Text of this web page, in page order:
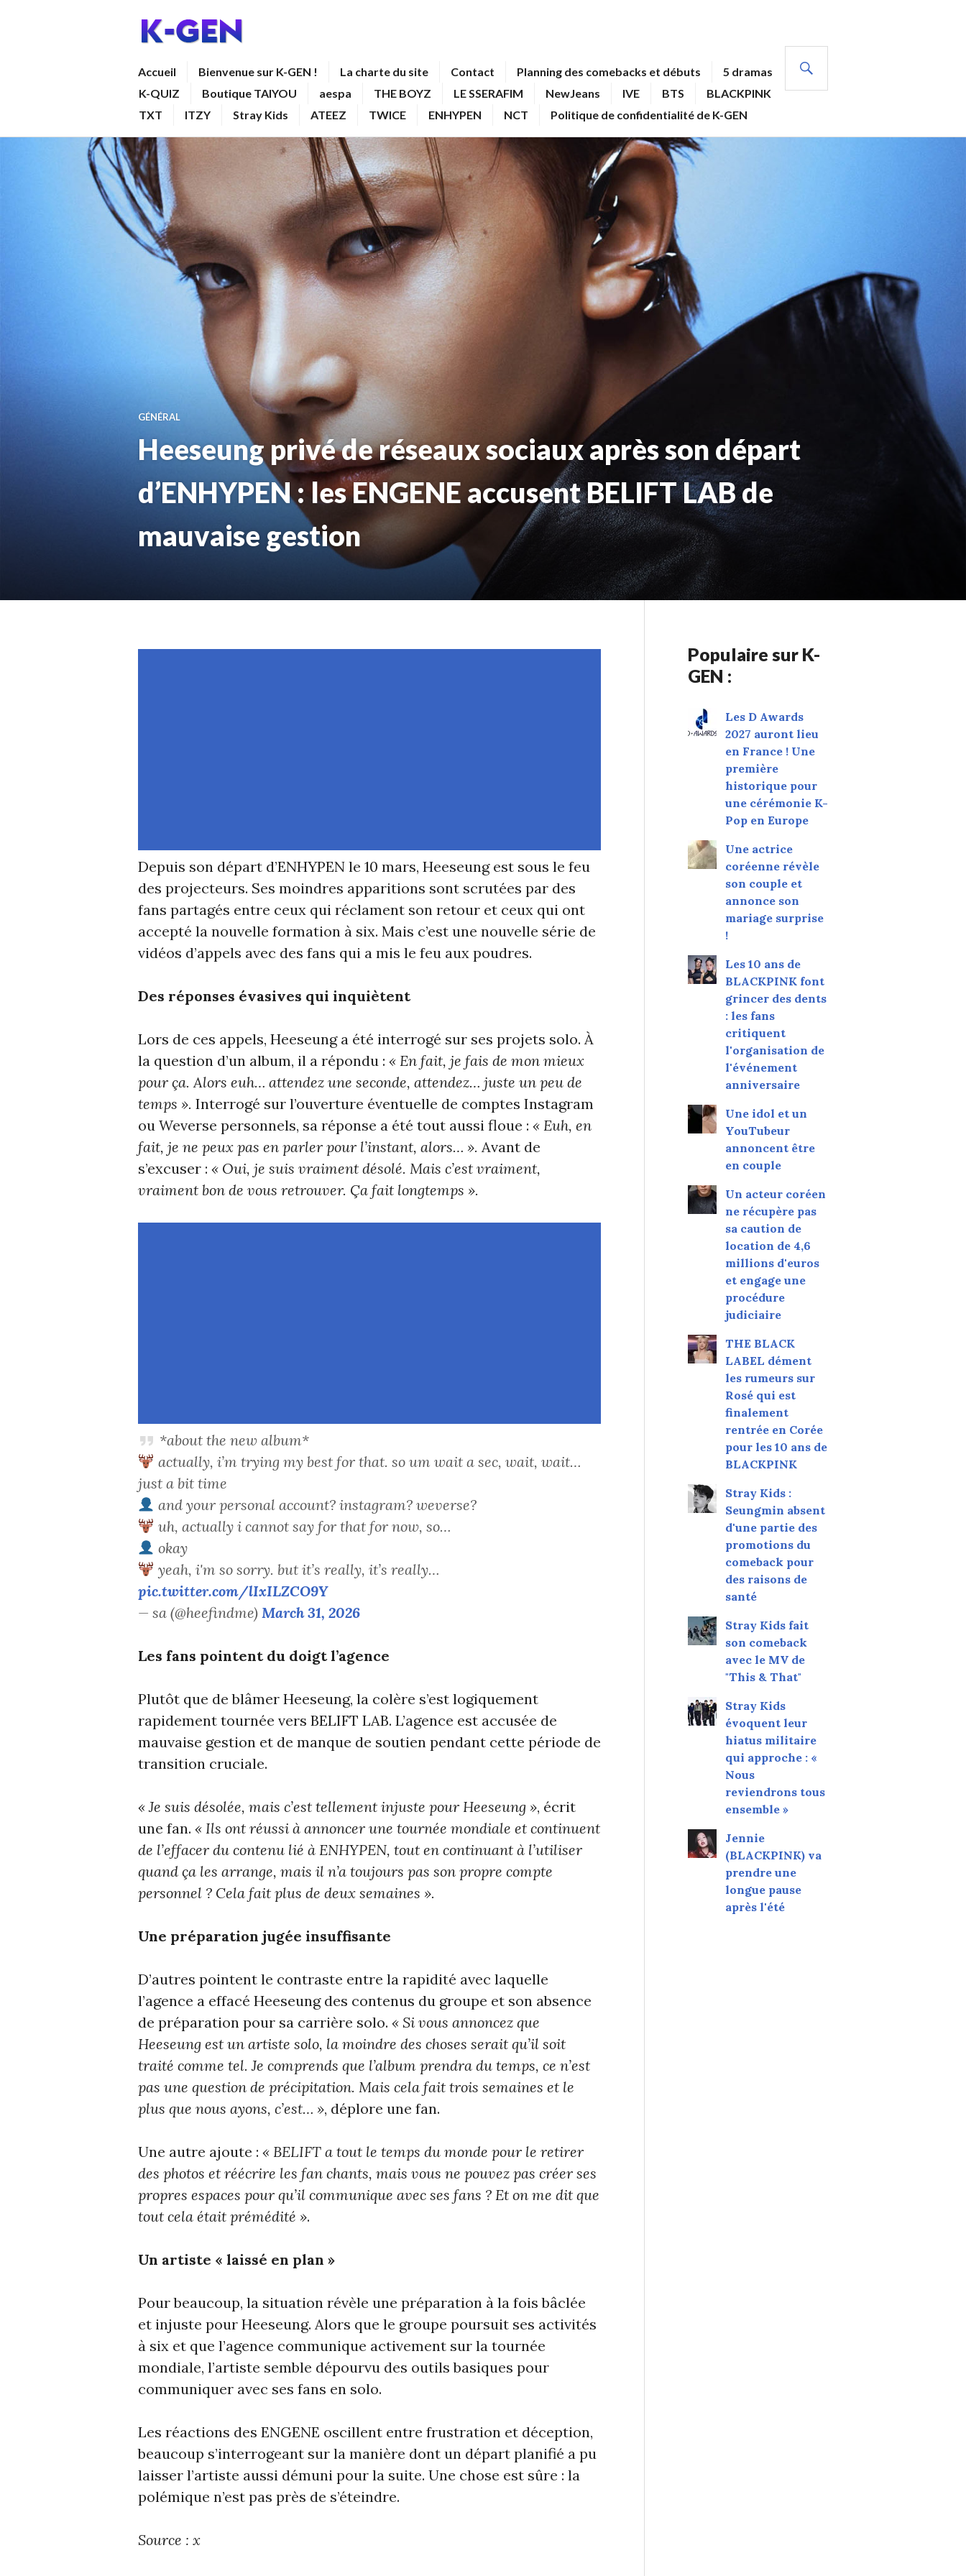
Accueil Bienvenue sur K-GEN ! La charte du site Contact Planning des comebacks et débuts
5 dramas
K-QUIZ
Boutique TAIYOU aespa THE BOYZ LE SSERAFIM NewJeans IVE BTS
BLACKPINK
TXT
ITZY Stray Kids ATEEZ TWICE ENHYPEN NCT Politique de confidentialité de K-GEN
GÉNÉRAL
Heeseung privé de réseaux sociaux après son départ
d’ENHYPEN : les ENGENE accusent BELIFT LAB de
mauvaise gestion
Depuis son départ d’ENHYPEN le 10 mars, Heeseung est sous le feu
des projecteurs. Ses moindres apparitions sont scrutées par des
fans partagés entre ceux qui réclament son retour et ceux qui ont
accepté la nouvelle formation à six. Mais c’est une nouvelle série de
vidéos d’appels avec des fans qui a mis le feu aux poudres.
Des réponses évasives qui inquiètent
Lors de ces appels, Heeseung a été interrogé sur ses projets solo. À
la question d’un album, il a répondu : « En fait, je fais de mon mieux
pour ça. Alors euh… attendez une seconde, attendez… juste un peu de
temps ». Interrogé sur l’ouverture éventuelle de comptes Instagram
ou Weverse personnels, sa réponse a été tout aussi floue : « Euh, en
fait, je ne peux pas en parler pour l’instant, alors… ». Avant de
s’excuser : « Oui, je suis vraiment désolé. Mais c’est vraiment,
vraiment bon de vous retrouver. Ça fait longtemps ».
*about the new album*
actually, i’m trying my best for that. so um wait a sec, wait, wait…
just a bit time
and your personal account? instagram? weverse?
uh, actually i cannot say for that for now, so…
okay
yeah, i'm so sorry. but it’s really, it’s really…
pic.twitter.com/lIxILZCO9Y
— sa (@heefindme) March 31, 2026
Les fans pointent du doigt l’agence
Plutôt que de blâmer Heeseung, la colère s’est logiquement
rapidement tournée vers BELIFT LAB. L’agence est accusée de
mauvaise gestion et de manque de soutien pendant cette période de
transition cruciale.
« Je suis désolée, mais c’est tellement injuste pour Heeseung », écrit
une fan. « Ils ont réussi à annoncer une tournée mondiale et continuent
de l’effacer du contenu lié à ENHYPEN, tout en continuant à l’utiliser
quand ça les arrange, mais il n’a toujours pas son propre compte
personnel ? Cela fait plus de deux semaines ».
Une préparation jugée insuffisante
D’autres pointent le contraste entre la rapidité avec laquelle
l’agence a effacé Heeseung des contenus du groupe et son absence
de préparation pour sa carrière solo. « Si vous annoncez que
Heeseung est un artiste solo, la moindre des choses serait qu’il soit
traité comme tel. Je comprends que l’album prendra du temps, ce n’est
pas une question de précipitation. Mais cela fait trois semaines et le
plus que nous ayons, c’est… », déplore une fan.
Une autre ajoute : « BELIFT a tout le temps du monde pour le retirer
des photos et réécrire les fan chants, mais vous ne pouvez pas créer ses
propres espaces pour qu’il communique avec ses fans ? Et on me dit que
tout cela était prémédité ».
Un artiste « laissé en plan »
Pour beaucoup, la situation révèle une préparation à la fois bâclée
et injuste pour Heeseung. Alors que le groupe poursuit ses activités
à six et que l’agence communique activement sur la tournée
mondiale, l’artiste semble dépourvu des outils basiques pour
communiquer avec ses fans en solo.
Les réactions des ENGENE oscillent entre frustration et déception,
beaucoup s’interrogeant sur la manière dont un départ planifié a pu
laisser l’artiste aussi démuni pour la suite. Une chose est sûre : la
polémique n’est pas près de s’éteindre.
Source : x
Populaire sur K-
GEN :
Les D Awards
2027 auront lieu
en France ! Une
première
historique pour
une cérémonie K-
Pop en Europe
Une actrice
coréenne révèle
son couple et
annonce son
mariage surprise
!
Les 10 ans de
BLACKPINK font
grincer des dents
: les fans
critiquent
l'organisation de
l'événement
anniversaire
Une idol et un
YouTubeur
annoncent être
en couple
Un acteur coréen
ne récupère pas
sa caution de
location de 4,6
millions d'euros
et engage une
procédure
judiciaire
THE BLACK
LABEL dément
les rumeurs sur
Rosé qui est
finalement
rentrée en Corée
pour les 10 ans de
BLACKPINK
Stray Kids :
Seungmin absent
d'une partie des
promotions du
comeback pour
des raisons de
santé
Stray Kids fait
son comeback
avec le MV de
"This & That"
Stray Kids
évoquent leur
hiatus militaire
qui approche : «
Nous
reviendrons tous
ensemble »
Jennie
(BLACKPINK) va
prendre une
longue pause
après l'été